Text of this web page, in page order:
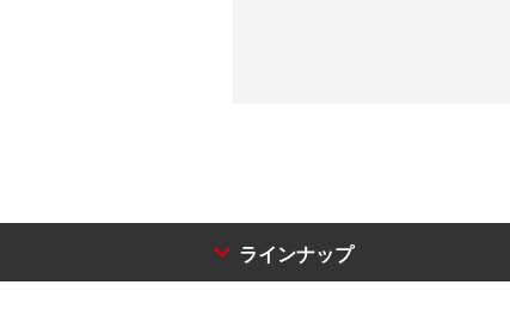
ラインナップ